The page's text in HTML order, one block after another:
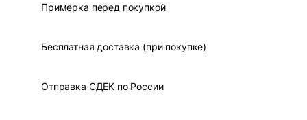
Примерка перед покупкой
Бесплатная доставка (при покупке)
Отправка СДЕК по России